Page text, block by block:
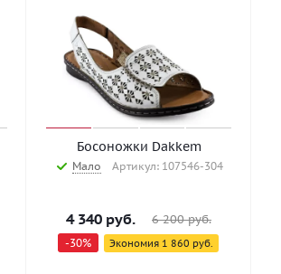
Босоножки Dakkem
Мало Артикул: 107546-304
4 340 руб. 6 200руб.
-30% Экономия 1 860 руб.